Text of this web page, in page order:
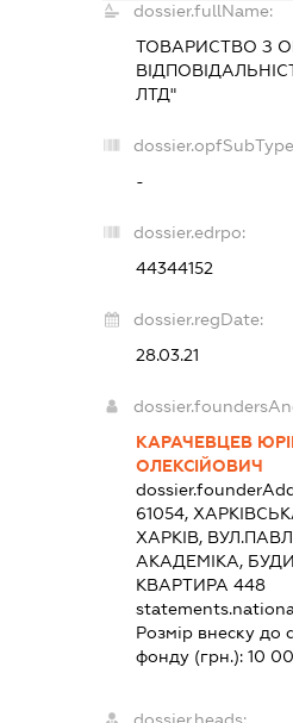
dossier.fullName:
ТОВАРИСТВО З
ЛТД"
-
dossier.edrpo:
44344152
dossier.regDate:
28.03.21
КАРАЧЕВЦЕВ
ОЛЕКСІЙОВИЧ
61054,
ХАРКІВ,
АКАДЕМІКА,
КВАРТИРА 448
Розмір внеску до
фонду (грн.):10